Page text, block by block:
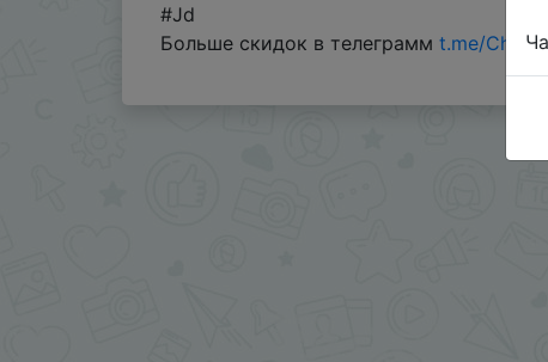
#Jd
Больше скидок в телеграмм t.me/